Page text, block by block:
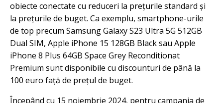
obiecte conectate cu reduceri la prețurile standard și
la prețurile de buget. Ca exemplu, smartphone-urile
de top precum Samsung Galaxy S23 Ultra 5G 512GB
Dual SIM, Apple iPhone 15 128GB Black sau Apple
iPhone 8 Plus 64GB Space Grey Reconditionat
Premium sunt disponibile cu discounturi de până la
100 euro față de prețul de buget.
Începând cu 15 noiembrie 2024, pentru campania de